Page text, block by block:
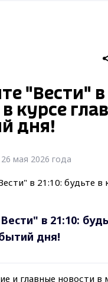
"Вести" в
курсе
дня!
мая 2026 года
в 21:10:
дня!
и главные новости в